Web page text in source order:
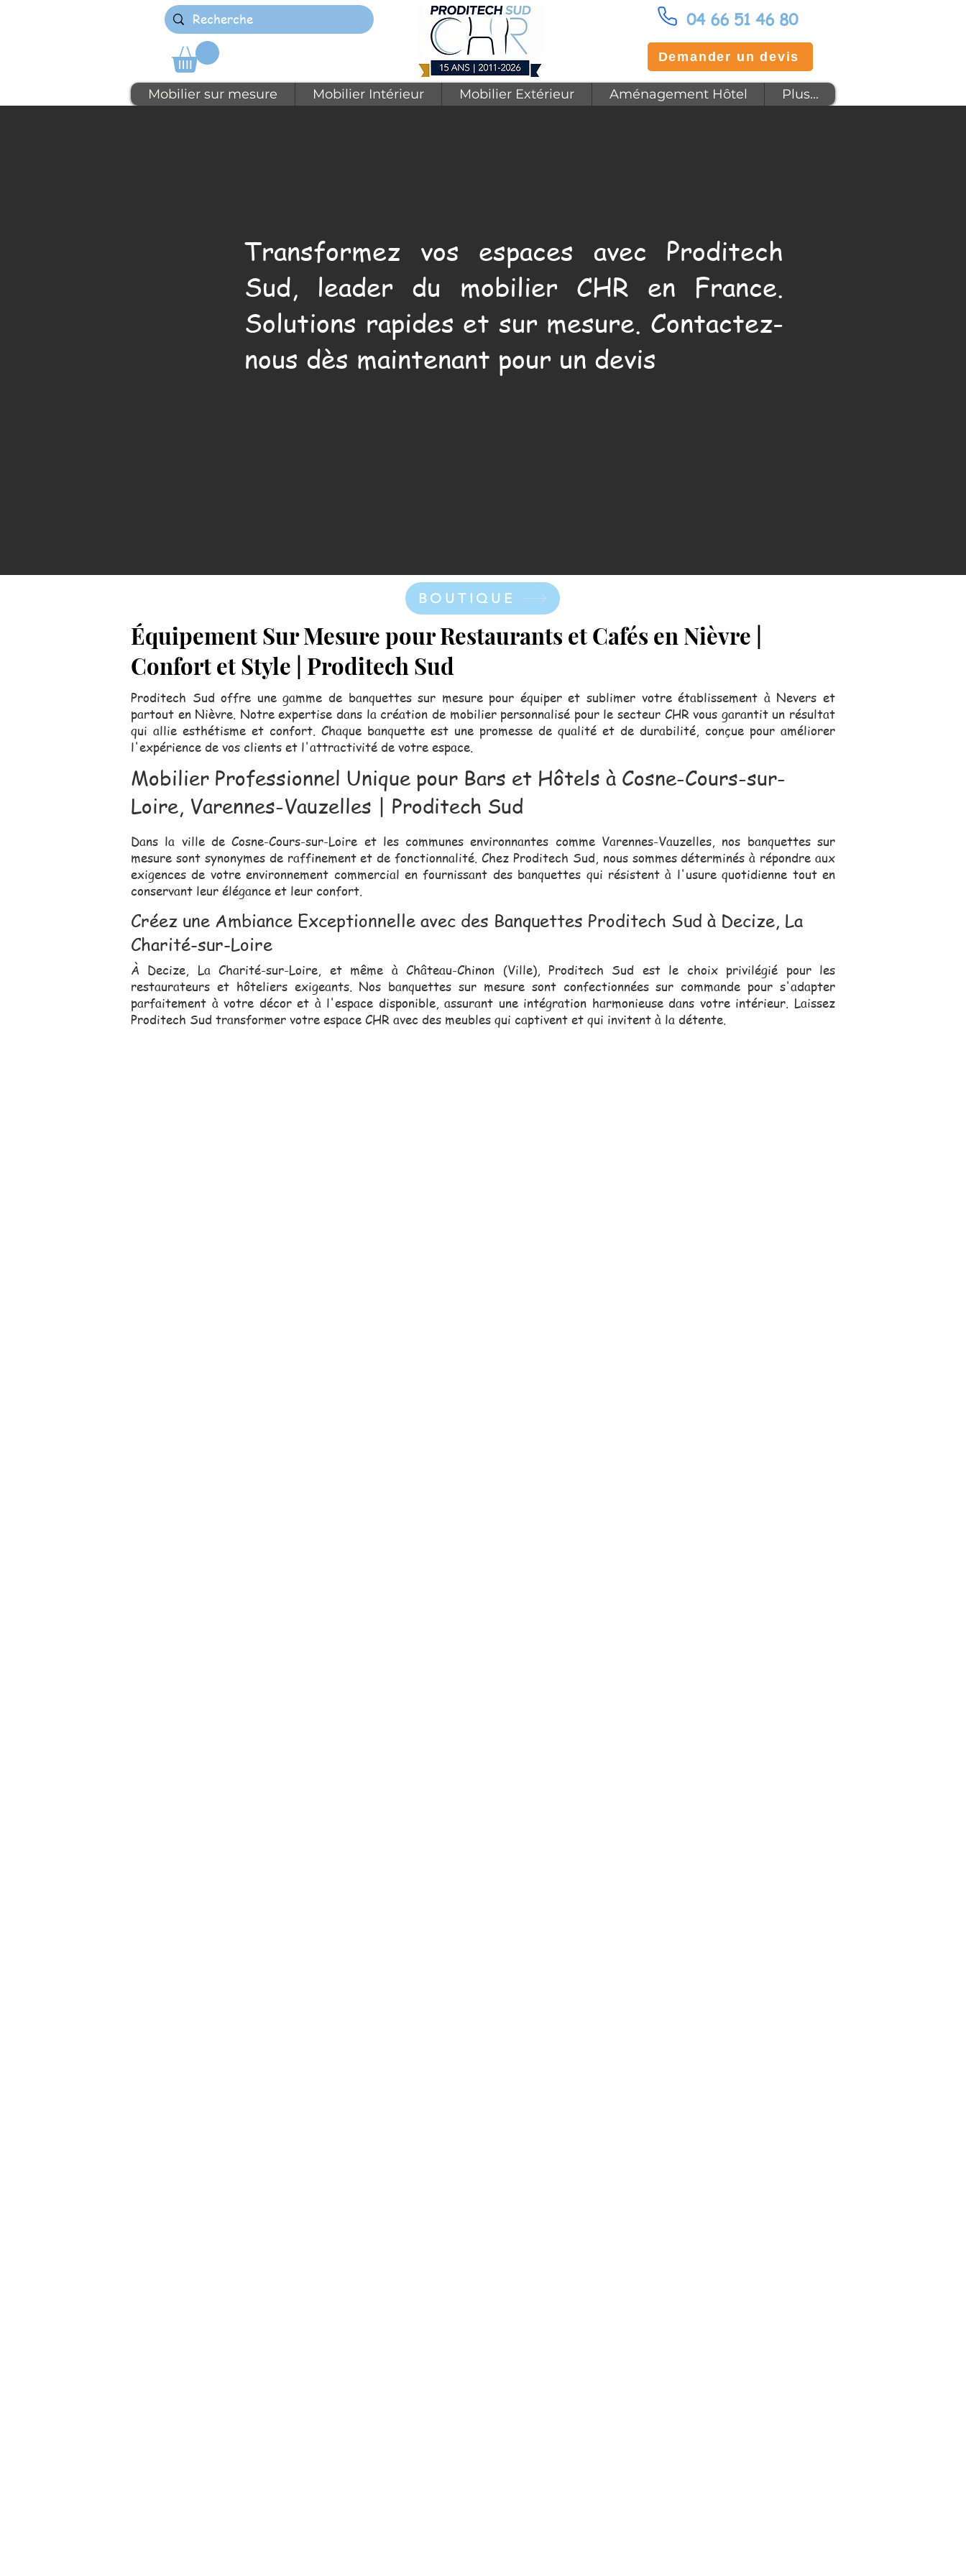
04 66 51 46 80
Demander un devis
Mobilier sur mesure Mobilier Intérieur Mobilier Extérieur Aménagement Hôtel Plus...
Transformez vos espaces avec Proditech
Sud, leader du mobilier CHR en France.
Solutions rapides et sur mesure. Contactez-
nous dès maintenant pour un devis
BOUTIQUE
Équipement Sur Mesure pour Restaurants et Cafés en Nièvre |
Confort et Style | Proditech Sud
Proditech Sud offre une gamme de banquettes sur mesure pour équiper et sublimer votre établissement à Nevers et
partout en Nièvre. Notre expertise dans la création de mobilier personnalisé pour le secteur CHR vous garantit un résultat
qui allie esthétisme et confort. Chaque banquette est une promesse de qualité et de durabilité, conçue pour améliorer
l'expérience de vos clients et l'attractivité de votre espace.
Mobilier Professionnel Unique pour Bars et Hôtels à Cosne-Cours-sur-
Loire, Varennes-Vauzelles | Proditech Sud
Dans la ville de Cosne-Cours-sur-Loire et les communes environnantes comme Varennes-Vauzelles, nos banquettes sur
mesure sont synonymes de raffinement et de fonctionnalité. Chez Proditech Sud, nous sommes déterminés à répondre aux
exigences de votre environnement commercial en fournissant des banquettes qui résistent à l'usure quotidienne tout en
conservant leur élégance et leur confort.
Créez une Ambiance Exceptionnelle avec des Banquettes Proditech Sud à Decize, La
Charité-sur-Loire
À Decize, La Charité-sur-Loire, et même à Château-Chinon (Ville), Proditech Sud est le choix privilégié pour les
restaurateurs et hôteliers exigeants. Nos banquettes sur mesure sont confectionnées sur commande pour s'adapter
parfaitement à votre décor et à l'espace disponible, assurant une intégration harmonieuse dans votre intérieur. Laissez
Proditech Sud transformer votre espace CHR avec des meubles qui captivent et qui invitent à la détente.